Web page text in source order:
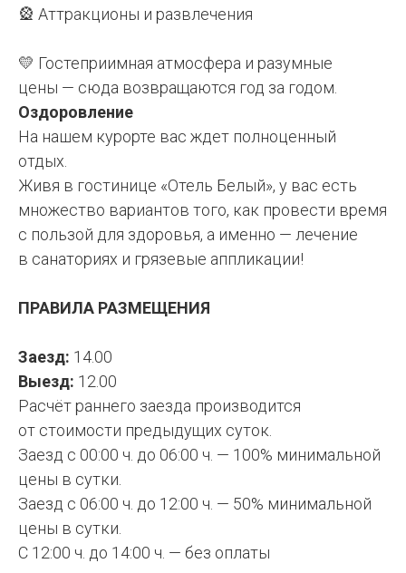
🎡 Аттракционы и развлечения
💛 Гостеприимная атмосфера и разумные
цены — сюда возвращаются год за годом.
Оздоровление
На нашем курорте вас ждет полноценный
отдых.
Живя в гостинице «Отель Белый», у вас есть
множество вариантов того, как провести время
с пользой для здоровья, а именно — лечение
в санаториях и грязевые аппликации!
ПРАВИЛА РАЗМЕЩЕНИЯ
Заезд: 14.00
Выезд: 12.00
Расчёт раннего заезда производится
от стоимости предыдущих суток.
Заезд с 00:00 ч. до 06:00 ч. — 100% минимальной
цены в сутки.
Заезд с 06:00 ч. до 12:00 ч. — 50% минимальной
цены в сутки.
С 12:00 ч. до 14:00 ч. — без оплаты